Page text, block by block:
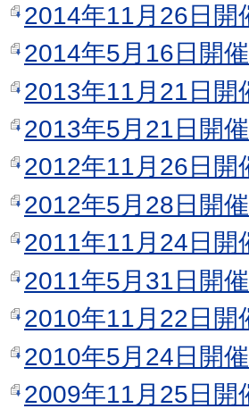
2014年11月26日開
2014年5月16日開
2013年11月21日開
2013年5月21日開
2012年11月26日開
2012年5月28日開
2011年11月24日開
2011年5月31日開
2010年11月22日開
2010年5月24日開
2009年11月25日開